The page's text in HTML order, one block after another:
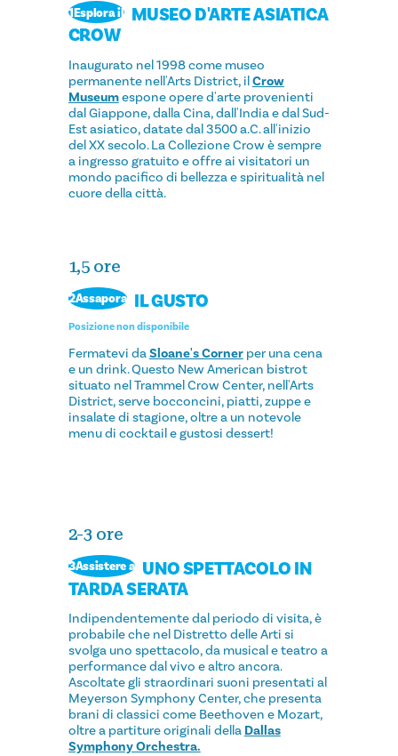
1Esplora il MUSEO D'ARTE ASIATICA
CROW
Inaugurato nel 1998 come museo
permanente nell'Arts District, ilCrow
Museumespone opere d'arte provenienti
dal Giappone, dalla Cina, dall'India e dal Sud-
Est asiatico, datate dal 3500 a.C. all'inizio
del XX secolo. La Collezione Crow è sempre
a ingresso gratuito e offre ai visitatori un
mondo pacifico di bellezza e spiritualità nel
cuore della città.
1,5 ore
2Assapora IL GUSTO
Posizione non disponibile
Fermatevi daSloane's Cornerper una cena
e un drink. Questo New American bistrot
situato nel Trammel Crow Center, nell'Arts
District, serve bocconcini, piatti, zuppe e
insalate di stagione, oltre a un notevole
menu di cocktail e gustosi dessert!
2-3 ore
3Assistere a UNO SPETTACOLO IN
TARDA SERATA
Indipendentemente dal periodo di visita, è
probabile che nel Distretto delle Arti si
svolga uno spettacolo, da musical e teatro a
performance dal vivo e altro ancora.
Ascoltate gli straordinari suoni presentati al
Meyerson Symphony Center, che presenta
brani di classici come Beethoven e Mozart,
oltre a partiture originali della Dallas
Symphony Orchestra.